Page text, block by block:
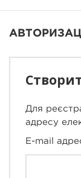
Для
адресу
E-mail